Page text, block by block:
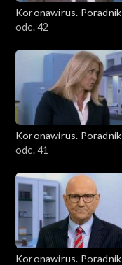
Koronawirus. Poradnik
odc. 42
Koronawirus. Poradnik
odc. 41
Koronawirus. Poradnik